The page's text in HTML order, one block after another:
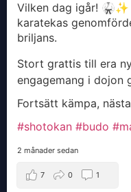
Vilken dag igår!
karatekas
briljans.
Stort grattis till era
engagemang i dojon
Fortsätt kämpa,
#shotokan #budo
2 månader sedan
7 0 1